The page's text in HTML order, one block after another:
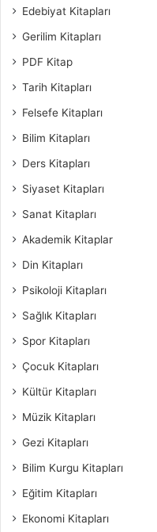
Edebiyat Kitapları
Gerilim Kitapları
PDF Kitap
Tarih Kitapları
Felsefe Kitapları
Bilim Kitapları
Ders Kitapları
Siyaset Kitapları
Sanat Kitapları
Akademik Kitaplar
Din Kitapları
Psikoloji Kitapları
Sağlık Kitapları
Spor Kitapları
Çocuk Kitapları
Kültür Kitapları
Müzik Kitapları
Gezi Kitapları
Bilim Kurgu Kitapları
Eğitim Kitapları
Ekonomi Kitapları